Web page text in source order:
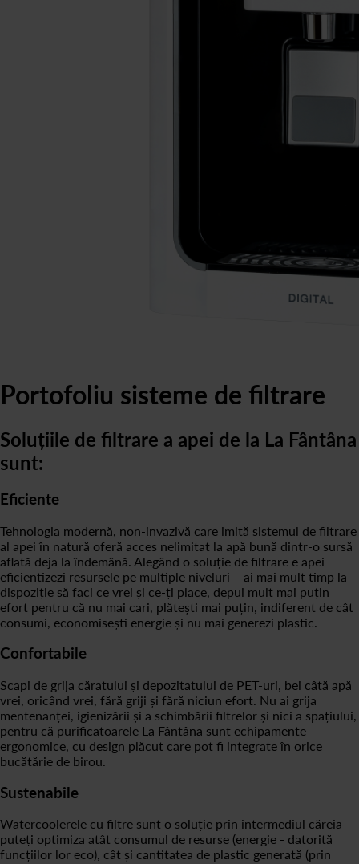
Portofoliu sisteme de filtrare
Soluțiile de filtrare a apei de la La Fântâna
sunt:
Eficiente
Tehnologia modernă, non-invazivă care imită sistemul de filtrare
al apei în natură oferă acces nelimitat la apă bună dintr-o sursă
aflată deja la îndemână. Alegând o soluție de filtrare e apei
eficientizezi resursele pe multiple niveluri – ai mai mult timp la
dispoziție să faci ce vrei și ce-ți place, depui mult mai puțin
efort pentru că nu mai cari, plătești mai puțin, indiferent de cât
consumi, economisești energie și nu mai generezi plastic.
Confortabile
Scapi de grija căratului și depozitatului de PET-uri, bei câtă apă
vrei, oricând vrei, fără griji și fără niciun efort. Nu ai grija
mentenanței, igienizării și a schimbării filtrelor și nici a spațiului,
pentru că purificatoarele La Fântâna sunt echipamente
ergonomice, cu design plăcut care pot fi integrate în orice
bucătărie de birou.
Sustenabile
Watercoolerele cu filtre sunt o soluție prin intermediul căreia
puteți optimiza atât consumul de resurse (energie - datorită
funcțiilor lor eco), cât și cantitatea de plastic generată (prin